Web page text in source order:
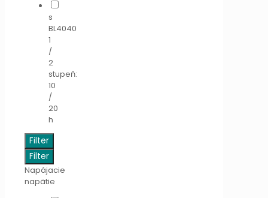
s
BL4040
1
/
2
stupeň:
10
/
20
h
Filter
Filter
Napájacie
napätie